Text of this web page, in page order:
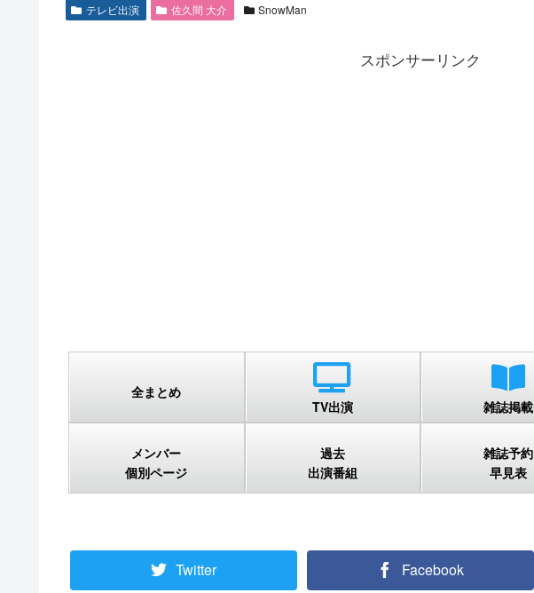
テレビ出演 佐久間 大介 SnowMan
スポンサーリンク
全まとめ
TV出演
雑誌掲載
メンバー
個別ページ
過去
出演番組
雑誌予約
早見表
Twitter Facebook